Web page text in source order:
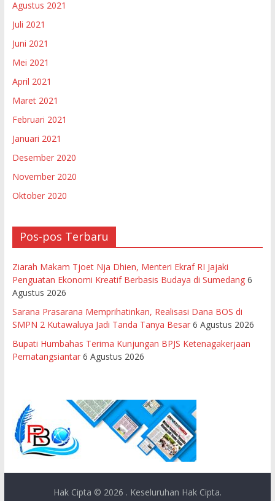
Agustus 2021
Juli 2021
Juni 2021
Mei 2021
April 2021
Maret 2021
Februari 2021
Januari 2021
Desember 2020
November 2020
Oktober 2020
Pos-pos Terbaru
Ziarah Makam Tjoet Nja Dhien, Menteri Ekraf RI Jajaki
Penguatan Ekonomi Kreatif Berbasis Budaya di Sumedang 6
Agustus 2026
Sarana Prasarana Memprihatinkan, Realisasi Dana BOS di
SMPN 2 Kutawaluya Jadi Tanda Tanya Besar 6 Agustus 2026
Bupati Humbahas Terima Kunjungan BPJS Ketenagakerjaan
Pematangsiantar 6 Agustus 2026
Hak Cipta © 2026 . Keseluruhan Hak Cipta.